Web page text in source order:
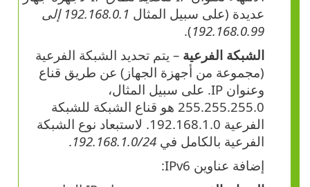
عديدة (على سبيل المثال
192.168.0.1 إلى
192.168.0.99
).
الشبكة الفرعية – يتم تحديد الشبكة الفرعية
(مجموعة من أجهزة الجهاز) عن طريق قناع
وعنوان IP. على سبيل المثال،
255.255.255.0 هو قناع الشبكة للشبكة
الفرعية 192.168.1.0. لاستبعاد نوع الشبكة
الفرعية بالكامل في 192.168.1.0/24
.
إضافة عناوين IPv6: